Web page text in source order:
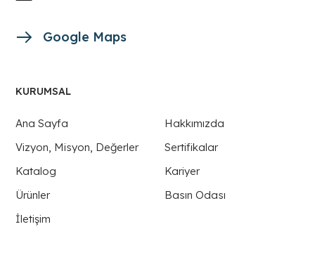
Google Maps
KURUMSAL
Ana Sayfa
Hakkımızda
Vizyon, Misyon, Değerler
Sertifikalar
Katalog
Kariyer
Ürünler
Basın Odası
İletişim